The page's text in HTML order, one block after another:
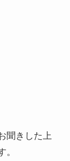
聞きした上
。